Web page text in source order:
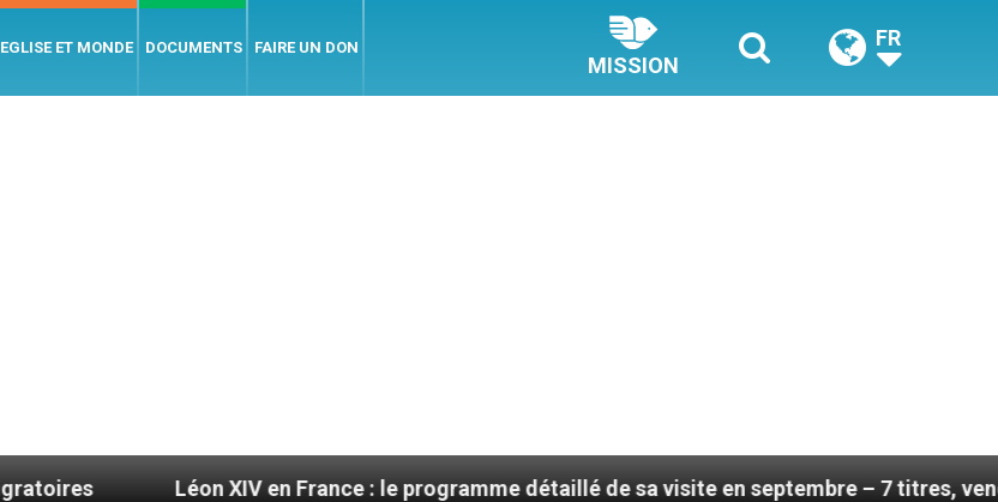
EGLISE ET MONDE DOCUMENTS FAIRE UN DON
MISSION
FR
Léon XIV en France : le programme détaillé de sa visite en septembre – 7 titres, vendredi 7 août